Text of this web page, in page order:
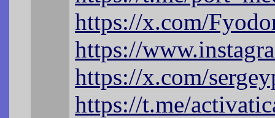
https://x.com/
https://
https://x.com/
https://t.me/